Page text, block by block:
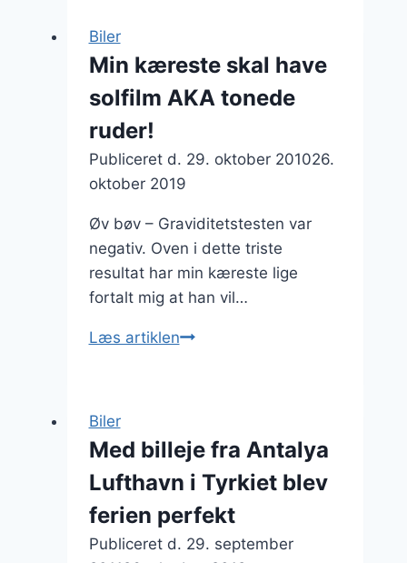
til
din
Biler
Min kæreste skal have
solfilm AKA tonede
ruder!
Publiceret d. 29. oktober 201026.
oktober 2019
Øv bøv – Graviditetstesten var
negativ. Oven i dette triste
resultat har min kæreste lige
fortalt mig at han vil…
Læs artiklenMin
AKA
tonede
ruder!
Biler
Med billeje fra Antalya
Lufthavn i Tyrkiet blev
ferien perfekt
Publiceret d. 29. september